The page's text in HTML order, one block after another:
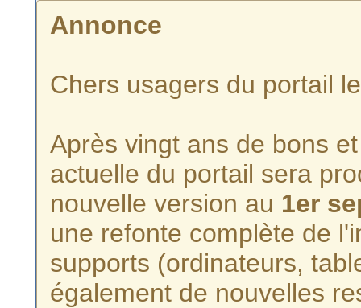
Annonce
Chers usagers du portail
Après vingt ans de bons
actuelle du portail sera
nouvelle version au 1er
une refonte complète de
supports (ordinateurs,
également de nouvelles